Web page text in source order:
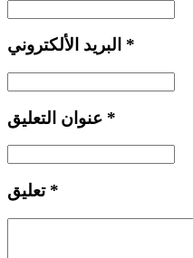
*
*
تعليق *